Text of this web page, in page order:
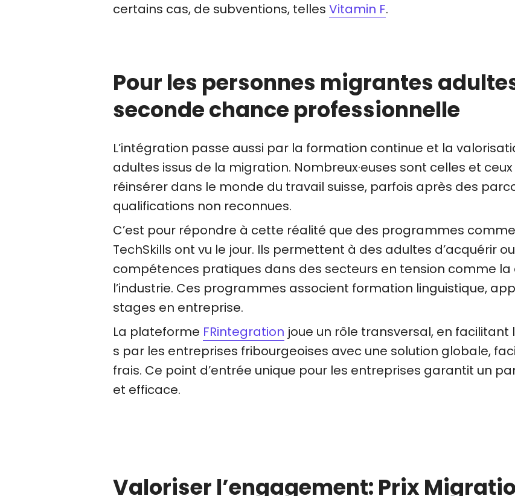
certains cas, de subventions, telles Vitamin F.
Pour les personnes migrantes
seconde chance professionnelle
L’intégration passe aussi par la formation continue et la
adultes issus de la migration. Nombreux·euses sont celles et
réinsérer dans le monde du travail suisse, parfois après des
qualifications non reconnues.
C’est pour répondre à cette réalité que des programmes
TechSkills ont vu le jour. Ils permettent à des adultes d’acquérir
compétences pratiques dans des secteurs en tension comme
l’industrie. Ces programmes associent formation linguistique,
stages en entreprise.
La plateforme FRintegration joue un rôle transversal, en
s par les entreprises fribourgeoises avec une solution globale,
frais. Ce point d’entrée unique pour les entreprises garantit un
et efficace.
Valoriser l’engagement: Prix